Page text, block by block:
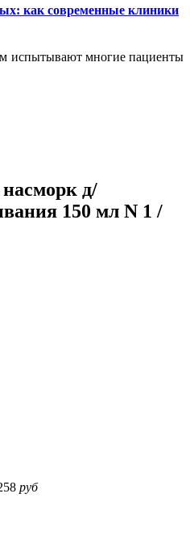
как современные клиники
испытывают многие пациенты
д/
150 мл N 1 /
руб